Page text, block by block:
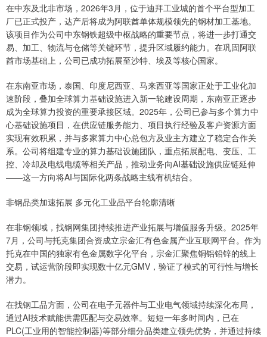
在中东及北非市场，2026年3月，位于迪拜工业城的首个平台型加工
厂已正式投产，达产后将成为阿联酋单体规模领先的钢材加工基地。
该项目作为公司中东钢铁超级中枢战略的重要节点，将进一步打通交
易、加工、物流与仓储等关键环节，提升区域履约能力。在巩固阿联
酋市场基础上，公司已成功拓展至沙特、埃及等核心国家。
在东南亚市场，泰国、印度尼西亚、马来西亚等国家正处于工业化加
速阶段，叠加全球算力基础设施进入新一轮建设周期，东南亚正逐步
成为全球算力投资的重要承接区域。2025年，公司已参与多个算力中
心基础设施项目，在供应链服务能力、项目执行经验及客户资源方面
实现有效积累，并与多家算力中心总包方及业主方建立了稳定合作关
系。公司将组建专业的算力基础设施团队，重点拓展配电、变压、工
控、冷却及电线电缆等相关产品，推动业务向AI基础设施供应链延伸
——这一方向将AI与国际化两条战略主线有机结合。
非钢品类加速拓展 多元化工业品平台轮廓清晰
在非钢领域，找钢网集团持续推进产业拓展与增值服务升级。2025年
7月，公司与托克集团合资成立宗金汇有色金属产业互联网平台。作为
托克在中国的独家有色金属数字化平台，宗金汇聚焦铜铝铅锌的线上
交易，试运营阶段即实现数十亿元GMV，验证了模式的可行性与增长
潜力。
在找钢工品方面，公司在电子元器件与工业电气领域持续深化布局，
通过AI技术赋能供需匹配与交易效率。短短一年多时间内，已在
PLC(工业用的智能控制器)等部分细分品类建立领先优势，并通过持续